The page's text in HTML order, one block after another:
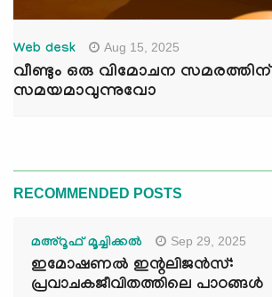
Web desk Aug 15, 2025
വീണ്ടും ഒരു വിമോചന സമരത്തിന്
സമയമാവുന്നുവോ
RECOMMENDED POSTS
മഅ്റൂഫ് മൂച്ചിക്കല്‍ Sep 29, 2025
ഇമോഷണൽ ഇന്റലിജൻസ്:
പ്രവാചകജീവിതത്തിലെ പാഠങ്ങൾ